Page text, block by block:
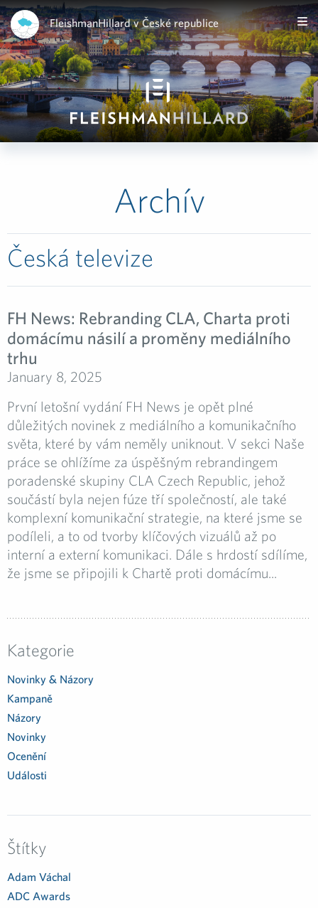
FleishmanHillard v České republice
Archív
Česká televize
FH News: Rebranding CLA, Charta proti
domácímu násilí a proměny mediálního
trhu
January 8, 2025
První letošní vydání FH News je opět plné
důležitých novinek z mediálního a komunikačního
světa, které by vám neměly uniknout. V sekci Naše
práce se ohlížíme za úspěšným rebrandingem
poradenské skupiny CLA Czech Republic, jehož
součástí byla nejen fúze tří společností, ale také
komplexní komunikační strategie, na které jsme se
podíleli, a to od tvorby klíčových vizuálů až po
interní a externí komunikaci. Dále s hrdostí sdílíme,
že jsme se připojili k Chartě proti domácímu...
Kategorie
Novinky & Názory
Kampaně
Názory
Novinky
Ocenění
Události
Štítky
Adam Váchal
ADC Awards